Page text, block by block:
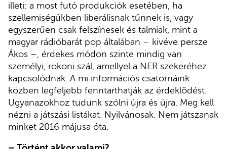
illeti: a most futó produkciók esetében, ha
szellemiségükben liberálisnak tűnnek is, vagy
egyszerűen csak felszínesek és talmiak, mint a
magyar rádióbarát pop általában – kivéve persze
Ákos –, érdekes módon szinte mindig van
személyi, rokoni szál, amellyel a NER szekeréhez
kapcsolódnak. A mi információs csatornáink
közben legfeljebb fenntarthatják az érdeklődést.
Ugyanazokhoz tudunk szólni újra és újra. Meg kell
nézni a játszási listákat. Nyilvánosak. Nem játszanak
minket 2016 májusa óta.